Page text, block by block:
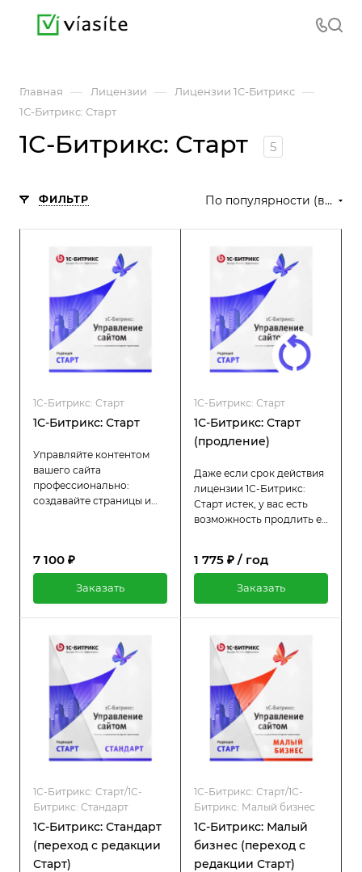
Главная — Лицензии — Лицензии 1С-Битрикс —
1С-Битрикс: Старт
1С-Битрикс: Старт 5
ФИЛЬТР По популярности (возрастание)
1С-Битрикс: Старт
1С-Битрикс: Старт
Управляйте контентом
вашего сайта
профессионально:
создавайте страницы и
доступа к сайту.
7 100 ₽
Заказать
1С-Битрикс: Старт
1С-Битрикс: Старт
(продление)
Даже если срок действия
лицензии 1С-Битрикс:
Старт истек, у вас есть
возможность продлить её
лицензии. Пока лицензия
обновлениями и
технической поддержкой.
1 775 ₽ / год
Заказать
1С-Битрикс: Старт/1С-
Битрикс: Стандарт
1С-Битрикс: Стандарт
(переход с редакции
Старт)
1С-Битрикс: Старт/1С-
Битрикс: Малый бизнес
1С-Битрикс: Малый
бизнес (переход с
редакции Старт)